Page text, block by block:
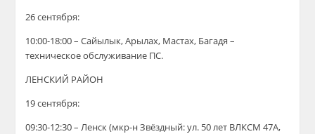
26 сентября:
10:00-18:00 – Сайылык, Арылах, Мастах, Багадя –
техническое обслуживание ПС.
ЛЕНСКИЙ РАЙОН
19 сентября:
09:30-12:30 – Ленск (мкр-н Звёздный: ул. 50 лет ВЛКСМ 47А,